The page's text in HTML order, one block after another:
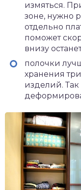
измяться.
зоне, нужно
отдельно
поможет
внизу
полочки
хранения
изделий. Так